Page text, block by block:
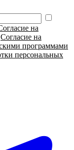
на
Согласие на
программами
персональных